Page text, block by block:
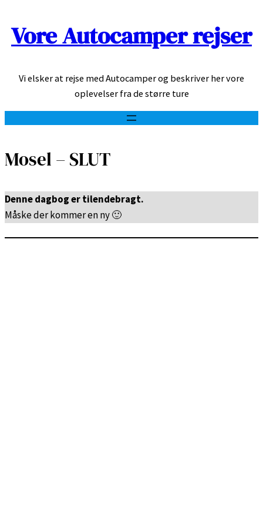
Spring
Vore Autocamper rejser
Vi elsker at rejse med Autocamper og beskriver her vore
oplevelser fra de større ture
Mosel – SLUT
Denne dagbog er tilendebragt.
Måske der kommer en ny 🙂